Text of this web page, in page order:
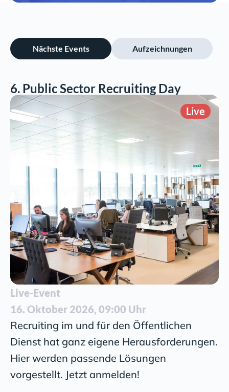
Nächste Events Aufzeichnungen
6. Public Sector Recruiting Day
Live
Live-Event
16. Oktober 2026, 09:00 Uhr
Recruiting im und für den Öffentlichen
Dienst hat ganz eigene Herausforderungen.
Hier werden passende Lösungen
vorgestellt. Jetzt anmelden!